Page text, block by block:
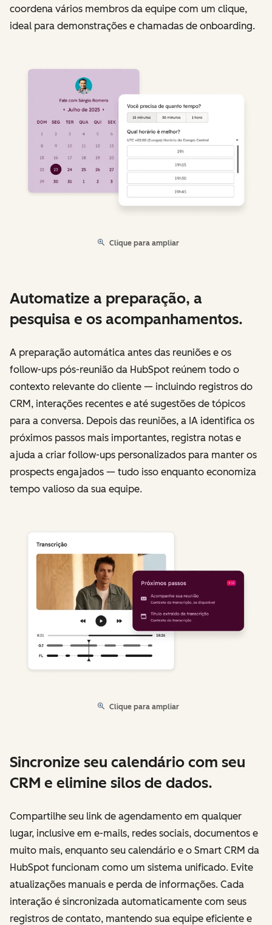
coordena vários membros da equipe com um clique,
ideal para demonstrações e chamadas de onboarding.
Clique para ampliar
Automatize a preparação, a
pesquisa e os acompanhamentos.
A preparação automática antes das reuniões e os
follow-ups pós-reunião da HubSpot reúnem todo o
contexto relevante do cliente — incluindo registros do
CRM, interações recentes e até sugestões de tópicos
para a conversa. Depois das reuniões, a IA identifica os
próximos passos mais importantes, registra notas e
ajuda a criar follow-ups personalizados para manter os
prospects engajados — tudo isso enquanto economiza
tempo valioso da sua equipe.
Clique para ampliar
Sincronize seu calendário com seu
CRM e elimine silos de dados.
Compartilhe seu link de agendamento em qualquer
lugar, inclusive em e-mails, redes sociais, documentos e
muito mais, enquanto seu calendário e o Smart CRM da
HubSpot funcionam como um sistema unificado. Evite
atualizações manuais e perda de informações. Cada
interação é sincronizada automaticamente com seus
registros de contato, mantendo sua equipe eficiente e